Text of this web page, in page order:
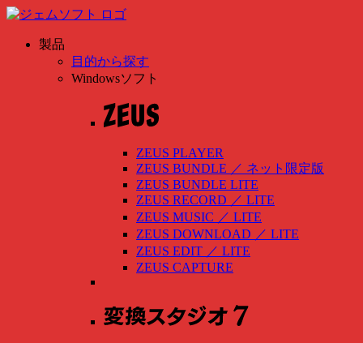
製品
目的から探す
Windowsソフト
ZEUS PLAYER
ZEUS BUNDLE ／ ネット限定版
ZEUS BUNDLE LITE
ZEUS RECORD ／ LITE
ZEUS MUSIC ／ LITE
ZEUS DOWNLOAD ／ LITE
ZEUS EDIT ／ LITE
ZEUS CAPTURE